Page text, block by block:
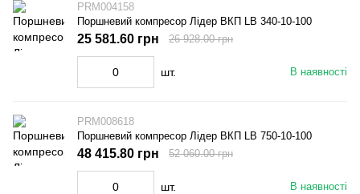
PRM004158
Поршневий компресор Лідер ВКП LB 340-10-100
В наявності
25 581.60 грн 26 928.00 грн
шт.
PRM008618
Поршневий компресор Лідер ВКП LB 750-10-100
В наявності
48 415.80 грн 52 060.00 грн
шт.